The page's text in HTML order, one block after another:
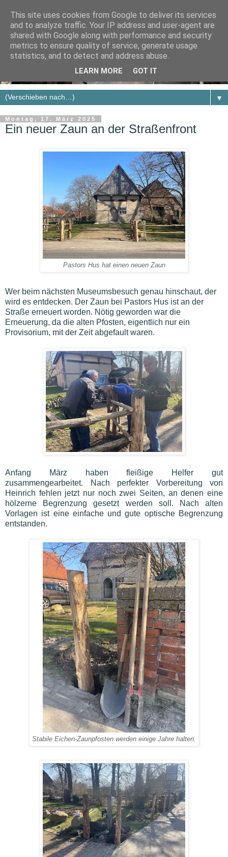
▼
Montag, 17. März 2025
Ein neuer Zaun an der Straßenfront
Pastors Hus hat einen neuen Zaun
Wer beim nächsten Museumsbesuch genau hinschaut, der
wird es entdecken. Der Zaun bei Pastors Hus ist an der
Straße erneuert worden. Nötig geworden war die
Erneuerung, da die alten Pfosten, eigentlich nur ein
Provisorium, mit der Zeit abgefault waren.
Anfang März haben fleißige Helfer gut
zusammengearbeitet.
Nach perfekter Vorbereitung von
Heinrich fehlen jetzt nur noch zwei Seiten, an denen eine
hölzerne Begrenzung gesetzt werden soll.
Nach alten
Vorlagen ist eine einfache und gute optische Begrenzung
entstanden.
Stabile Eichen-Zaunpfosten werden einige Jahre halten.
This site uses cookies from Google to deliver its services
and to analyze traffic. Your IP address and user-agent are
shared with Google along with performance and security
metrics to ensure quality of service, generate usage
statistics, and to detect and address abuse.
LEARN MORE GOT IT